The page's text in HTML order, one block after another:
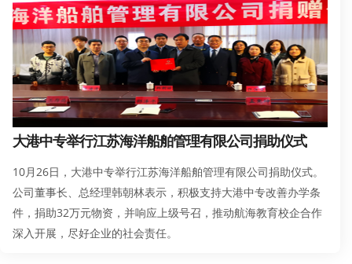
大港中专举行江苏海洋船舶管理有限公司捐助仪式
10月26日，大港中专举行江苏海洋船舶管理有限公司捐助仪式。
公司董事长、总经理韩朝林表示，积极支持大港中专改善办学条
件，捐助32万元物资，并响应上级号召，推动航海教育校企合作
深入开展，尽好企业的社会责任。